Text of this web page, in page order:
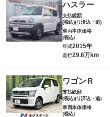
ハスラー
支払総額
(税込)(リ済込・追)
車両本体価格
(税込)
年式2015年
走行29.6万km
ワゴンＲ
支払総額
(税込)(リ済込・追)
車両本体価格
(税込)